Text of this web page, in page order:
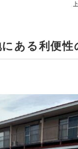
ある利便性